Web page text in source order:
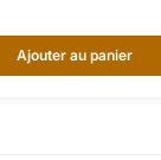
Ajouter au panier